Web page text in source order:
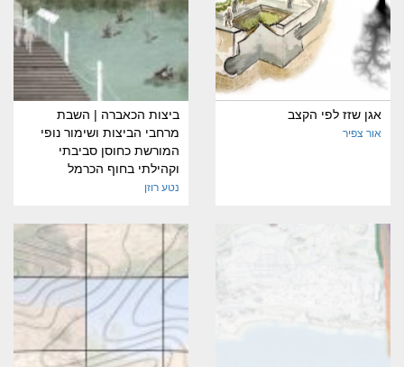
אגן שזז לפי הקצב
אור צפיר
ביצות הכאברה | השבת
מרחבי הביצות ושימור נופי
המורשת כחוסן סביבתי
וקהילתי בחוף הכרמל
נטע רוזן